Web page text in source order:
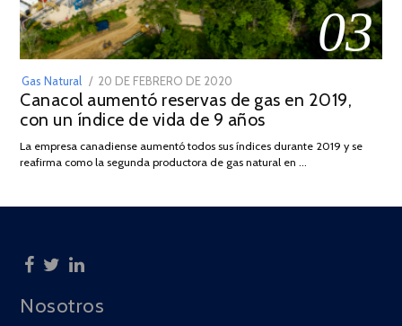
03
Gas Natural
POSTED
ON
20 DE FEBRERO DE 2020
DE
JULIO
2025
Canacol aumentó reservas de gas en 2019,
con un índice de vida de 9 años
La empresa canadiense aumentó todos sus índices durante 2019 y se
reafirma como la segunda productora de gas natural en …
Nosotros